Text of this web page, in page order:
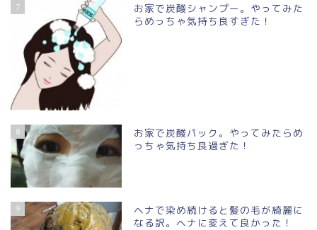
7
お家で炭酸シャンプー。やってみた
らめっちゃ気持ち良すぎた！
8
お家で炭酸パック。やってみたらめ
っちゃ気持ち良過ぎた！
9
ヘナで染め続けると髪の毛が綺麗に
なる訳。ヘナに変えて良かった！